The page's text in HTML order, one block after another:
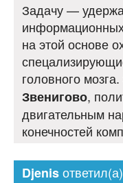
Задачу —
на этой основе
головного
Звенигово,
двигательным
конечностей
Djenisответил(а)